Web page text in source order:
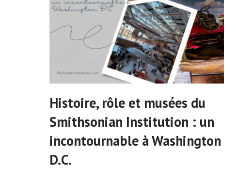
Histoire, rôle et musées du
Smithsonian Institution : un
incontournable à Washington
D.C.